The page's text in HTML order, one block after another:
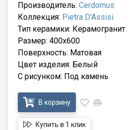
Производитель: Cerdomus
Коллекция: Pietra D'Assisi
Тип керамики: Керамогранит
Размер: 400x600
Поверхность: Матовая
Цвет изделия: Белый
С рисунком: Под камень
В корзину
Купить в 1 клик